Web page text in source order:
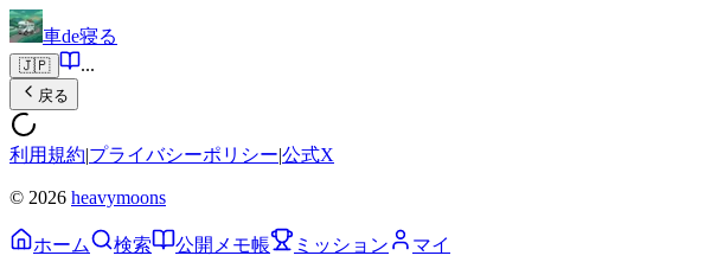
車de寝る
🇯🇵 ...
戻る
利用規約|プライバシーポリシー|公式X
© 2026 heavymoons
ホーム 検索 公開メモ帳 ミッション マイ